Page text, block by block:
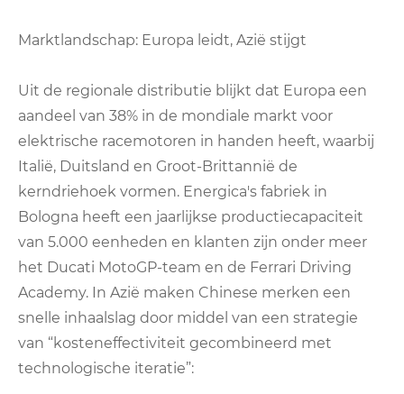
Marktlandschap: Europa leidt, Azië stijgt
Uit de regionale distributie blijkt dat Europa een
aandeel van 38% in de mondiale markt voor
elektrische racemotoren in handen heeft, waarbij
Italië, Duitsland en Groot-Brittannië de
kerndriehoek vormen. Energica's fabriek in
Bologna heeft een jaarlijkse productiecapaciteit
van 5.000 eenheden en klanten zijn onder meer
het Ducati MotoGP-team en de Ferrari Driving
Academy. In Azië maken Chinese merken een
snelle inhaalslag door middel van een strategie
van “kosteneffectiviteit gecombineerd met
technologische iteratie”: